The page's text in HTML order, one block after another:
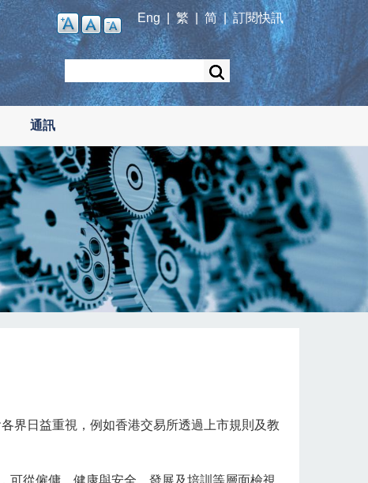
Eng 繁 简| 訂閱快訊
通訊
界日益重視，例如香港交易所透過上市規則及教
可從僱傭、健康與安全、發展及培訓等層面檢視